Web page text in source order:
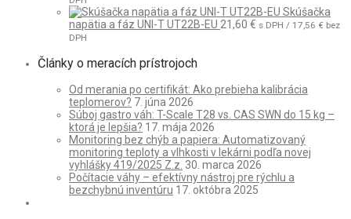
Skúšačka
napätia a fáz UNI-T UT22B-EU 21,60 € s DPH / 17,56 € bez
DPH
Články o meracích prístrojoch
Od merania po certifikát: Ako prebieha kalibrácia
teplomerov? 7. júna 2026
Súboj gastro váh: T-Scale T28 vs. CAS SWN do 15 kg –
ktorá je lepšia? 17. mája 2026
Monitoring bez chýb a papiera: Automatizovaný
monitoring teploty a vlhkosti v lekárni podľa novej
vyhlášky 419/2025 Z.z. 30. marca 2026
Počítacie váhy – efektívny nástroj pre rýchlu a
bezchybnú inventúru 17. októbra 2025